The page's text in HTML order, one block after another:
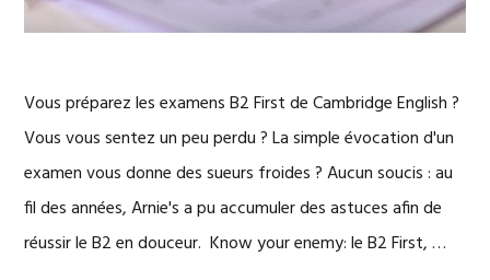
Vous préparez les examens B2 First de Cambridge English ?
Vous vous sentez un peu perdu ? La simple évocation d'un
examen vous donne des sueurs froides ? Aucun soucis : au
fil des années, Arnie's a pu accumuler des astuces afin de
réussir le B2 en douceur. Know your enemy: le B2 First, …